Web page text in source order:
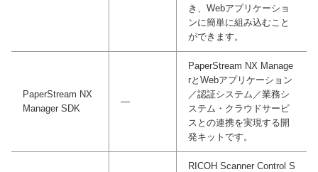
き、Webアプリケーショ
ンに簡単に組み込むこと
ができます。
PaperStream NX
Manager SDK
―
PaperStream NX Manage
rとWebアプリケーション
／認証システム／業務シ
ステム・クラウドサービ
スとの連携を実現する開
発キットです。
RICOH Scanner Control S